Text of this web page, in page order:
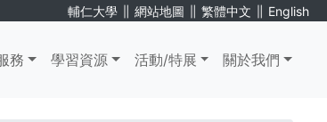
輔仁大學 ∥ 網站地圖 ∥ 繁體中文 ∥ English
務 學習資源 活動/特展 關於我們